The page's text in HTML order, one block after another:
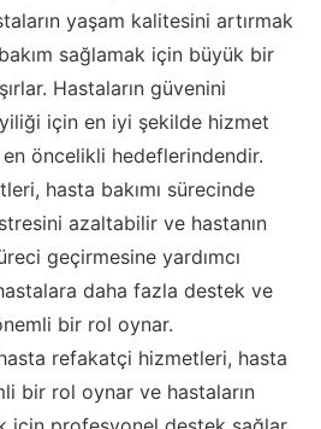
yaşam kalitesini artırmak
sağlamak için büyük bir
Hastaların güvenini
için en iyi şekilde hizmet
öncelikli hedeflerindendir.
hasta bakımı sürecinde
azaltabilir ve hastanın
geçirmesine yardımcı
daha fazla destek ve
bir rol oynar.
refakatçi hizmetleri, hasta
bir rol oynar ve hastaların